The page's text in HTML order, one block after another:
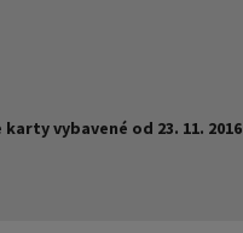
vybavené od 23. 11. 2016